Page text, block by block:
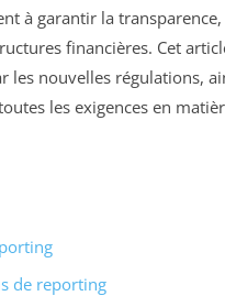
à garantir la
financières. Cet
les nouvelles régulations,
les exigences en
de reporting